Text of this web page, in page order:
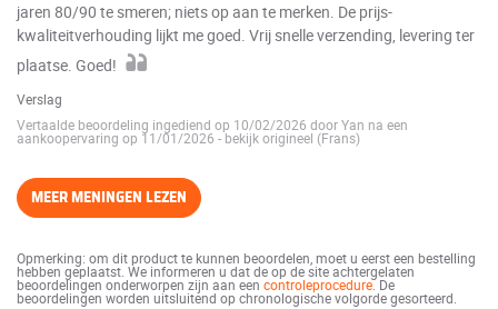
jaren 80/90 te smeren; niets op aan te merken. De prijs-
kwaliteitverhouding lijkt me goed. Vrij snelle verzending, levering ter
plaatse. Goed!
Verslag
Vertaalde beoordeling ingediend op 10/02/2026 door Yan na een
aankoopervaring op 11/01/2026 -bekijk origineel (Frans)
MEER MENINGEN LEZEN
Opmerking: om dit product te kunnen beoordelen, moet u eerst een bestelling
hebben geplaatst. We informeren u dat de op de site achtergelaten
beoordelingen onderworpen zijn aan een controleprocedure. De
beoordelingen worden uitsluitend op chronologische volgorde gesorteerd.